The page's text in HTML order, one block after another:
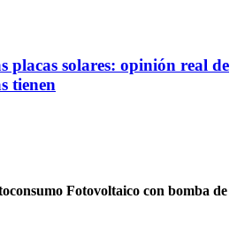
placas solares: opinión real de
tienen
Fotovoltaico con bomba de